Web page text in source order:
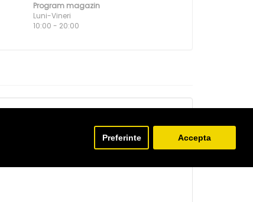
Preferinte Accepta
Program magazin
Luni-Vineri
10:00 - 20:00